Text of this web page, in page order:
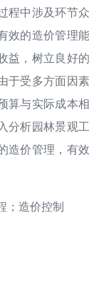
程中涉及环节
效的造价管理
益，树立良好
于受多方面因
算与实际成本
分析园林景观
造价管理，有
；造价控制